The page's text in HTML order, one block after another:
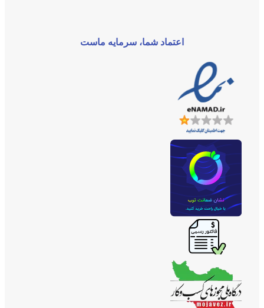
اعتماد شما، سرمایه ماست